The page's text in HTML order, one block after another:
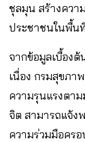
ชุลมุน สร้างควา
ประชาชนในพื้น
จากข้อมูลเบื้อง
เนื่อง กรมสุขภา
ความรุนแรงตา
จิต สามารถแจ้
ความร่วมมือคร